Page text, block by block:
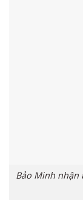
Bảo Minh nhận